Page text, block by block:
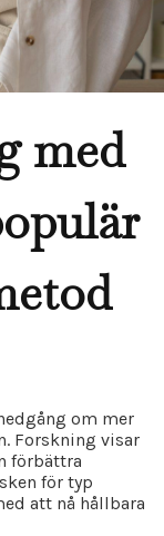
med
om mer
Forskning visar
förbättra
för typ
att nå hållbara